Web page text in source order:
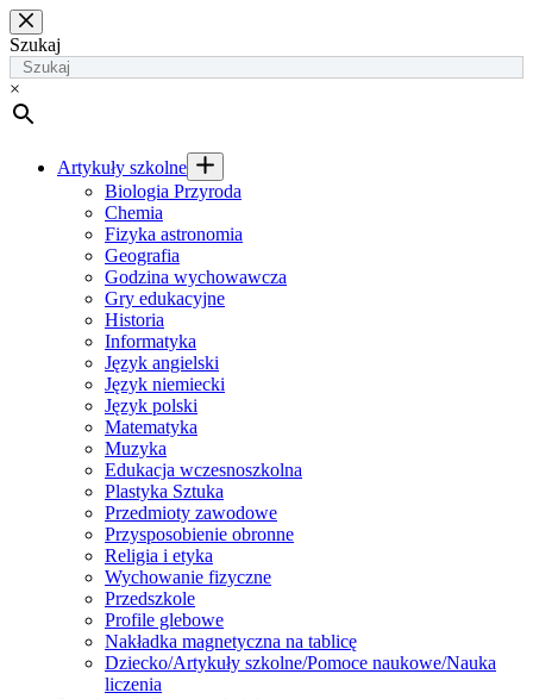
Przejdź
do
treści
Szukaj
×
Artykuły szkolne
Biologia Przyroda
Chemia
Fizyka astronomia
Geografia
Godzina wychowawcza
Gry edukacyjne
Historia
Informatyka
Język angielski
Język niemiecki
Język polski
Matematyka
Muzyka
Edukacja wczesnoszkolna
Plastyka Sztuka
Przedmioty zawodowe
Przysposobienie obronne
Religia i etyka
Wychowanie fizyczne
Przedszkole
Profile glebowe
Nakładka magnetyczna na tablicę
Dziecko/Artykuły szkolne/Pomoce naukowe/Nauka
liczenia